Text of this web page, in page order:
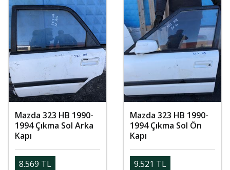
Mazda 323 HB 1990-
1994 Çıkma Sol Arka
Kapı
8.569 TL
Mazda 323 HB 1990-
1994 Çıkma Sol Ön
Kapı
9.521 TL